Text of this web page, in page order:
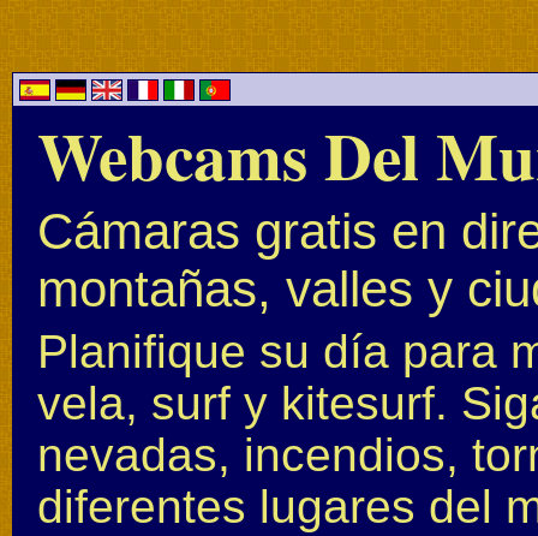
Webcams Del
Cámaras gratis en
montañas, valles y
Planifique su día para
vela, surf y kitesurf.
nevadas, incendios,
diferentes lugares del